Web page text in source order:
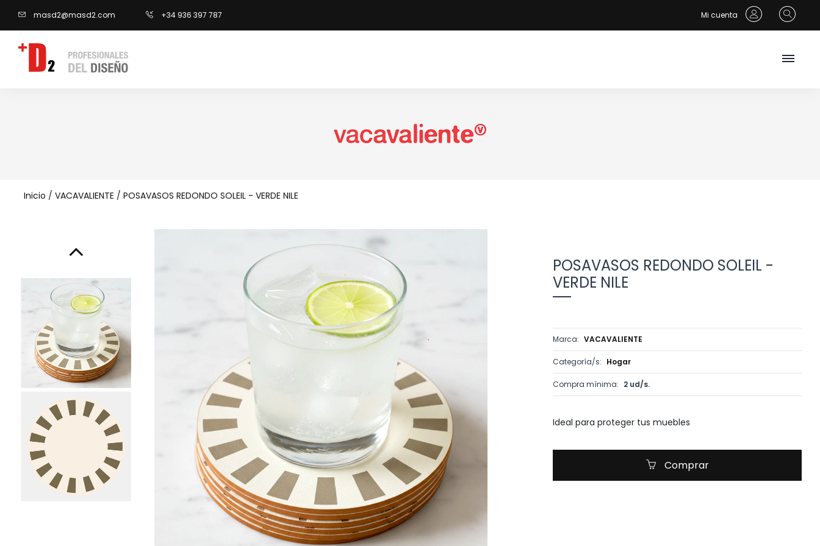
masd2@masd2.com +34 936 397 787 Mi cuenta
Inicio / VACAVALIENTE / POSAVASOS REDONDO SOLEIL - VERDE NILE
POSAVASOS REDONDO SOLEIL -
VERDE NILE
Marca: VACAVALIENTE
Categoría/s: Hogar
Compra mínima: 2 ud/s.
Ideal para proteger tus muebles
Comprar